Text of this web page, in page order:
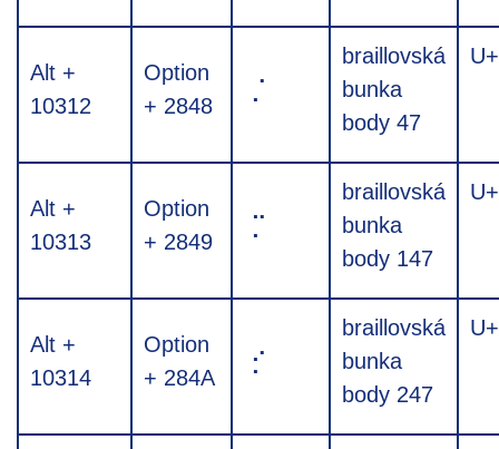
Alt +
10312
Option
+ 2848
⡈
braillovská
bunka
body 47
Alt +
10313
Option
+ 2849
⡉
braillovská
bunka
body 147
Alt +
10314
Option
+ 284A
⡊
braillovská
bunka
body 247